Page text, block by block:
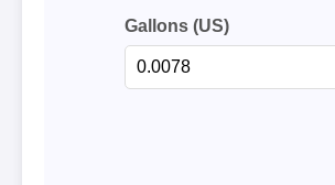
Gallons (US)